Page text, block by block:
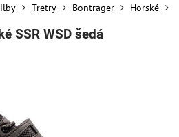
Tretry Bontrager Horské
SSR WSD šedá